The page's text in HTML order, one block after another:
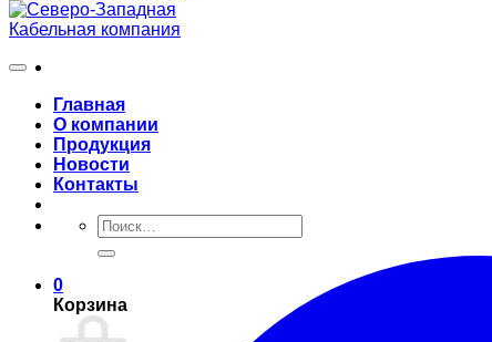
Главная
О компании
Продукция
Новости
Контакты
Искать:
0
Корзина